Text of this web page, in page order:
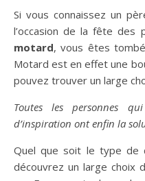
Si vous connaissez un
l’occasion de la fête des
motard, vous êtes
Motard est en effet une
pouvez trouver un large
Toutes les personnes
d’inspiration ont enfin la
Quel que soit le type de
découvrez un large choix